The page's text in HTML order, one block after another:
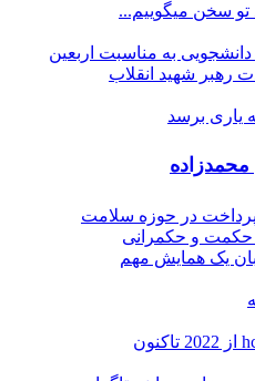
تو سخن میگوییم...
به مناسبت اربعین
رهبر شهید انقلاب
یاری برسد
محمدزاده
در حوزه سلامت
و حکمرانی
یک همایش مهم